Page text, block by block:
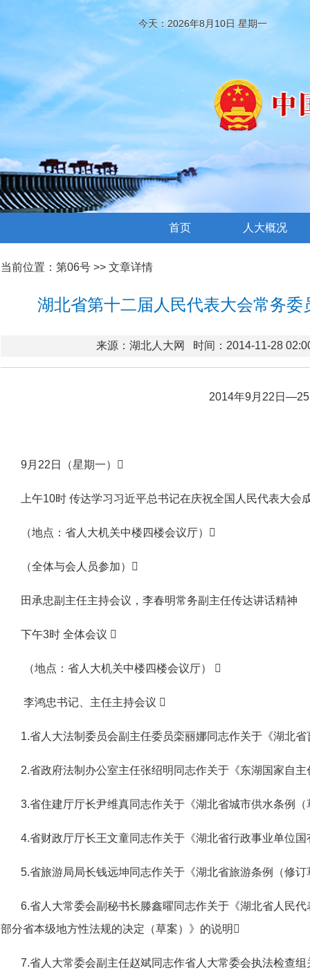
今天：2026年8月10日 星期一
首页 人大概况
当前位置： 第06号 >> 文章详情
湖北省第十二届人民代表大会常务
来源：湖北人大网 时间：2014-11-28
2014年9月22日
9月22日（星期一）
上午10时 传达学习习近平总书记在庆祝全国人民代表大
（地点：省人大机关中楼四楼会议厅）
（全体与会人员参加）
田承忠副主任主持会议，李春明常务副主任传达讲话精神
下午3时 全体会议 
（地点：省人大机关中楼四楼会议厅） 
李鸿忠书记、主任主持会议 
1.省人大法制委员会副主任委员栾丽娜同志作关于《湖北
2.省政府法制办公室主任张绍明同志作关于《东湖国家自
3.省住建厅厅长尹维真同志作关于《湖北省城市供水条例
4.省财政厅厅长王文童同志作关于《湖北省行政事业单位
5.省旅游局局长钱远坤同志作关于《湖北省旅游条例（修
6.省人大常委会副秘书长滕鑫曜同志作关于《湖北省人民
部分省本级地方性法规的决定（草案）》的说明
7.省人大常委会副主任赵斌同志作省人大常委会执法检查